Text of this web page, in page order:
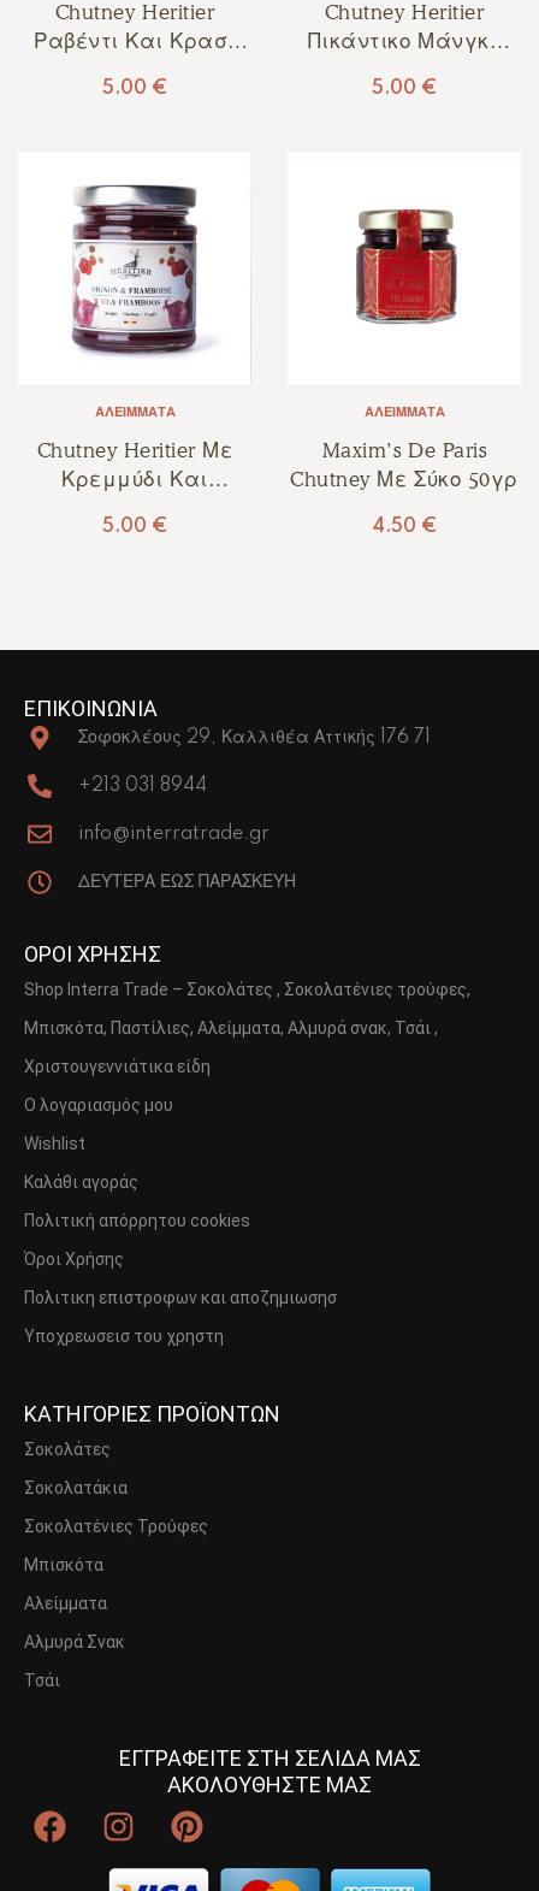
Chutney Heritier
Ραβέντι Και Κρασί
5.00 €
Chutney Heritier
Πικάντικο Μάνγκο
5.00 €
ΑΛΕΊΜΜΑΤΑ
Chutney Heritier Με
Κρεμμύδι Και
5.00 €
ΑΛΕΊΜΜΑΤΑ
Maxim’s De Paris
Chutney Με Σύκο 50γρ
4.50 €
ΕΠΙΚΟΙΝΩΝΙΑ
Σοφοκλέους 29, Καλλιθέα Αττικής 176 71
+213 031 8944
info@interratrade.gr
ΔΕΥΤΕΡΑ ΕΩΣ ΠΑΡΑΣΚΕΥΗ
ΟΡΟΙ ΧΡΗΣΗΣ
Shop Interra Trade – Σοκολάτες , Σοκολατένιες τρούφες,
Μπισκότα, Παστίλιες, Αλείμματα, Αλμυρά σνακ, Τσάι ,
Χριστουγεννιάτικα είδη
Ο λογαριασμός μου
Wishlist
Καλάθι αγοράς
Πολιτική απόρρητου cookies
Όροι Χρήσης
Πολιτικη επιστροφων και αποζημιωσησ
Υποχρεωσεισ του χρηστη
ΚΑΤΗΓΟΡΙΕΣ ΠΡΟΪΟΝΤΩΝ
Σοκολάτες
Σοκολατάκια
Σοκολατένιες Τρούφες
Μπισκότα
Αλείμματα
Αλμυρά Σνακ
Τσάι
ΕΓΓΡΑΦΕΙΤΕ ΣΤΗ ΣΕΛΙΔΑ ΜΑΣ
ΑΚΟΛΟΥΘΗΣΤΕ ΜΑΣ